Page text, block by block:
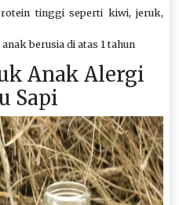
tinggi seperti kiwi, jeruk,
berusia di atas 1 tahun
Anak Alergi
Sapi